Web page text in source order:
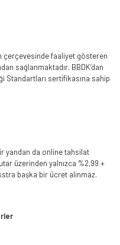
çerçevesinde faaliyet gösteren
sağlanmaktadır. BBDK’dan
Standartları sertifikasına sahip
yandan da online tahsilat
üzerinden yalnızca %2,99 +
başka bir ücret alınmaz.